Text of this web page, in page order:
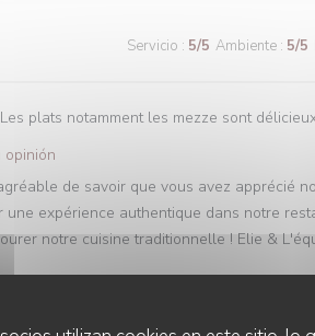
Servicio : 5/5 Ambiente : 5/5
plats notamment les mezze sont
opinión
de savoir que vous avez apprécié
expérience authentique dans notre
notre cuisine traditionnelle ! Elie &